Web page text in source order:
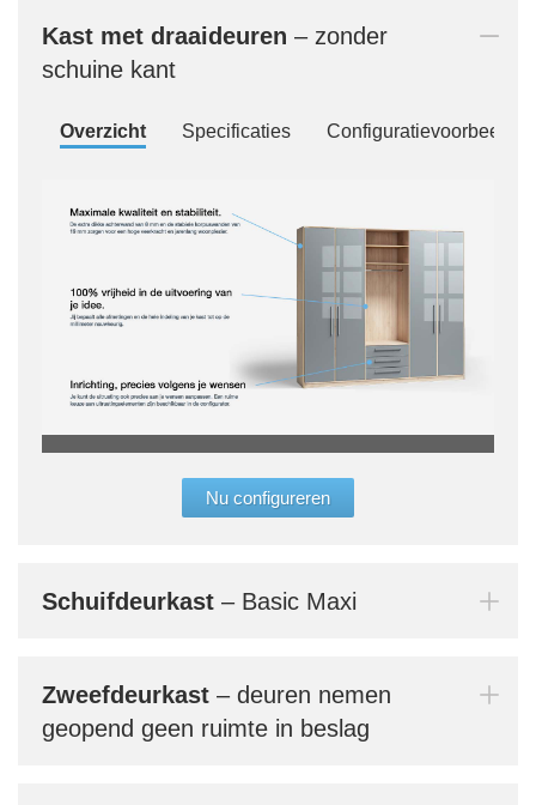
Kast met draaideuren – zonder
schuine kant
Overzicht Specificaties Configuratievoorbeelden
Nu configureren
Schuifdeurkast – Basic Maxi
Zweefdeurkast – deuren nemen
geopend geen ruimte in beslag